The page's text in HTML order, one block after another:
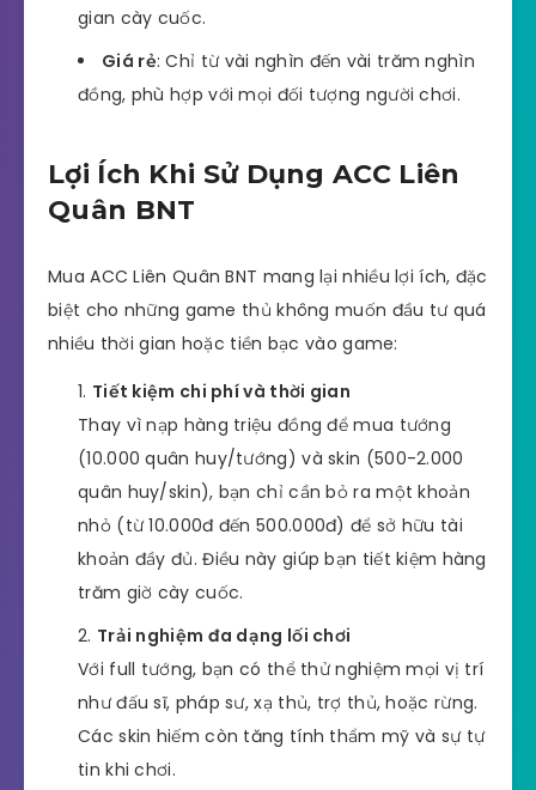
gian cày cuốc.
Giá rẻ: Chỉ từ vài nghìn đến vài trăm nghìn
đồng, phù hợp với mọi đối tượng người chơi.
Lợi Ích Khi Sử Dụng ACC Liên
Quân BNT
Mua ACC Liên Quân BNT mang lại nhiều lợi ích, đặc
biệt cho những game thủ không muốn đầu tư quá
nhiều thời gian hoặc tiền bạc vào game:
Tiết kiệm chi phí và thời gian
Thay vì nạp hàng triệu đồng để mua tướng
(10.000 quân huy/tướng) và skin (500-2.000
quân huy/skin), bạn chỉ cần bỏ ra một khoản
nhỏ (từ 10.000đ đến 500.000đ) để sở hữu tài
khoản đầy đủ. Điều này giúp bạn tiết kiệm hàng
trăm giờ cày cuốc.
Trải nghiệm đa dạng lối chơi
Với full tướng, bạn có thể thử nghiệm mọi vị trí
như đấu sĩ, pháp sư, xạ thủ, trợ thủ, hoặc rừng.
Các skin hiếm còn tăng tính thẩm mỹ và sự tự
tin khi chơi.